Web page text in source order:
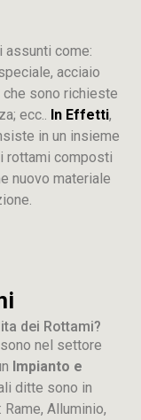
assunti come:
acciaio
sono richieste
ecc.. In Effetti,
in un insieme
rottami composti
nuovo materiale
dei Rottami?
nel settore
Impianto e
ditte sono in
Alluminio,